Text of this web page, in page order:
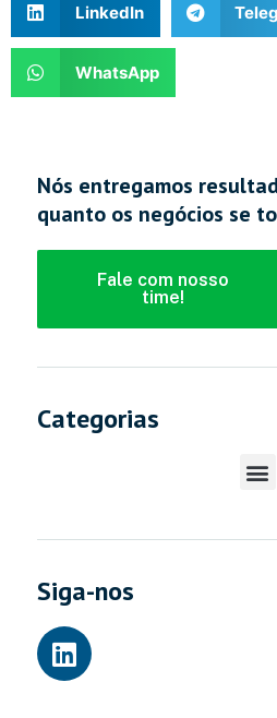
LinkedIn
WhatsApp
Nós entregamos
quanto os negócios se
Fale com nosso
time!
Categorias
Siga-nos